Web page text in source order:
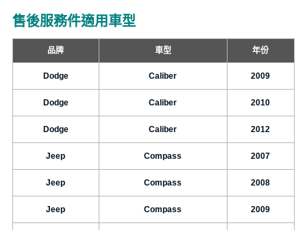
售後服務件適用車型
品牌 車型 年份
Dodge Caliber 2009
Dodge Caliber 2010
Dodge Caliber 2012
Jeep Compass 2007
Jeep Compass 2008
Jeep Compass 2009